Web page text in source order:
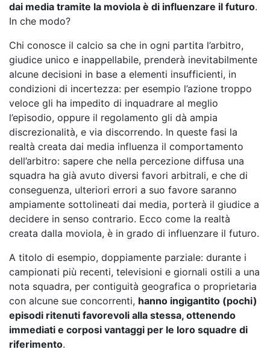
dai media tramite la moviola è di influenzare il futuro.
In che modo?
Chi conosce il calcio sa che in ogni partita l’arbitro,
giudice unico e inappellabile, prenderà inevitabilmente
alcune decisioni in base a elementi insufficienti, in
condizioni di incertezza: per esempio l’azione troppo
veloce gli ha impedito di inquadrare al meglio
l’episodio, oppure il regolamento gli dà ampia
discrezionalità, e via discorrendo. In queste fasi la
realtà creata dai media influenza il comportamento
dell’arbitro: sapere che nella percezione diffusa una
squadra ha già avuto diversi favori arbitrali, e che di
conseguenza, ulteriori errori a suo favore saranno
ampiamente sottolineati dai media, porterà il giudice a
decidere in senso contrario. Ecco come la realtà
creata dalla moviola, è in grado di influenzare il futuro.
A titolo di esempio, doppiamente parziale: durante i
campionati più recenti, televisioni e giornali ostili a una
nota squadra, per contiguità geografica o proprietaria
con alcune sue concorrenti, hanno ingigantito (pochi)
episodi ritenuti favorevoli alla stessa, ottenendo
immediati e corposi vantaggi per le loro squadre di
riferimento.